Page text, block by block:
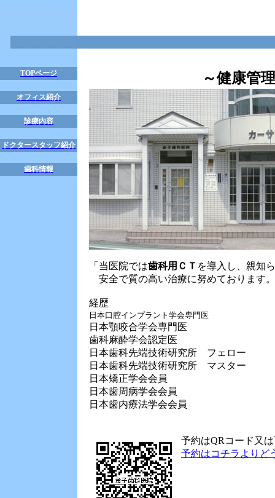
TOPページ
オフィス紹介
診療内容
ドクタースタッフ紹介
歯科情報
～健康管
「当医院では歯科用ＣＴ を導入し、親知
安全で質の高い治療に努めております
経歴
日本口腔インプラント学会専門医
日本顎咬合学会専門医
歯科麻酔学会認定医
日本歯科先端技術研究所 フェロー
日本歯科先端技術研究所 マスター
日本矯正学会会員
日本歯周病学会会員
日本歯内療法学会会員
予約はQRコード又
予約はコチラよりど